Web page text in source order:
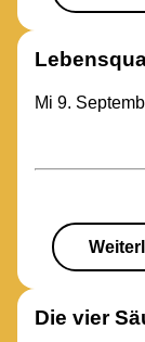
Mi 9.
Die vier